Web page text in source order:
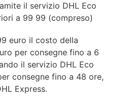
il servizio DHL Eco
a 99 99 (compreso)
euro il costo della
per consegne fino a 6
il servizio DHL Eco
consegne fino a 48 ore,
Express.